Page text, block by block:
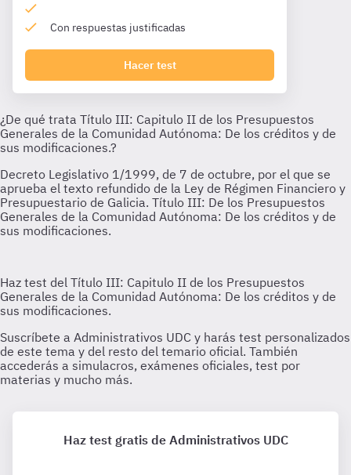
Con respuestas justificadas
Hacer test
Haz test gratis de Administrativos UDC